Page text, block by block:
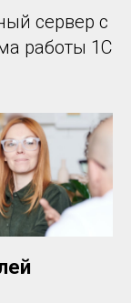
сервер с
работы 1С